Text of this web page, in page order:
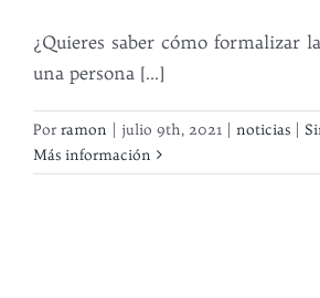
¿Quieres saber cómo formalizar
una persona [...]
Porramon julio 9th, 2021 noticias
Más información